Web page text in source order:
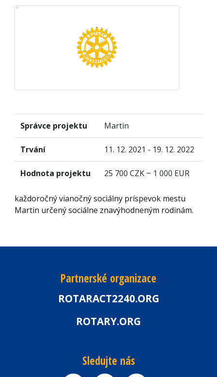
Správce projektu Martin
Trvání 11. 12. 2021 - 19. 12. 2022
Hodnota projektu 25 700 CZK ~ 1 000 EUR
každoročný vianočný sociálny príspevok mestu
Martin určený sociálne znavýhodneným rodinám.
Partnerské organizace
ROTARACT2240.ORG
ROTARY.ORG
Sledujte nás